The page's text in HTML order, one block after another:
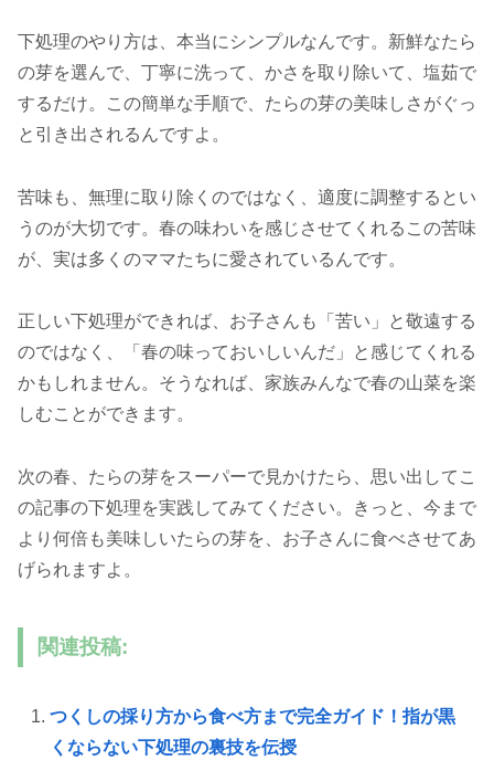
下処理のやり方は、本当にシンプルなんです。新鮮なたら
の芽を選んで、丁寧に洗って、かさを取り除いて、塩茹で
するだけ。この簡単な手順で、たらの芽の美味しさがぐっ
と引き出されるんですよ。
苦味も、無理に取り除くのではなく、適度に調整するとい
うのが大切です。春の味わいを感じさせてくれるこの苦味
が、実は多くのママたちに愛されているんです。
正しい下処理ができれば、お子さんも「苦い」と敬遠する
のではなく、「春の味っておいしいんだ」と感じてくれる
かもしれません。そうなれば、家族みんなで春の山菜を楽
しむことができます。
次の春、たらの芽をスーパーで見かけたら、思い出してこ
の記事の下処理を実践してみてください。きっと、今まで
より何倍も美味しいたらの芽を、お子さんに食べさせてあ
げられますよ。
関連投稿:
つくしの採り方から食べ方まで完全ガイド！指が黒
くならない下処理の裏技を伝授